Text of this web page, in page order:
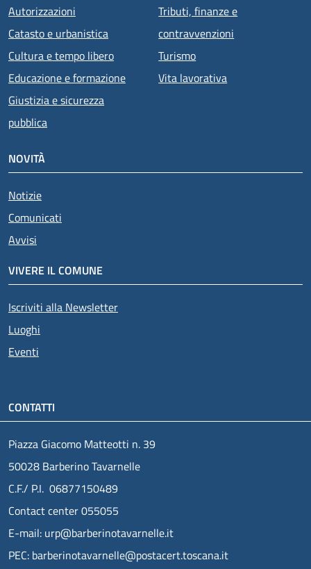
Autorizzazioni
Catasto e urbanistica
Cultura e tempo libero
Educazione e formazione
Giustizia e sicurezza
pubblica
Tributi, finanze e
contravvenzioni
Turismo
Vita lavorativa
NOVITÀ
Notizie
Comunicati
Avvisi
VIVERE IL COMUNE
Iscriviti alla Newsletter
Luoghi
Eventi
CONTATTI
Piazza Giacomo Matteotti n. 39
50028 Barberino Tavarnelle
C.F./ P.I. 06877150489
Contact center 055055
E-mail: urp@barberinotavarnelle.it
PEC: barberinotavarnelle@postacert.toscana.it